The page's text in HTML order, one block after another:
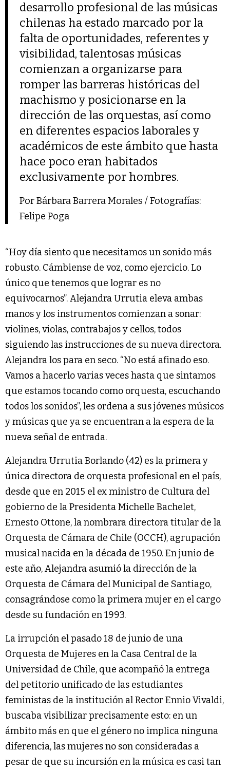
desarrollo profesional de las músicas
chilenas ha estado marcado por la
falta de oportunidades, referentes y
visibilidad, talentosas músicas
comienzan a organizarse para
romper las barreras históricas del
machismo y posicionarse en la
dirección de las orquestas, así como
en diferentes espacios laborales y
académicos de este ámbito que hasta
hace poco eran habitados
exclusivamente por hombres.
Por Bárbara Barrera Morales / Fotografías:
Felipe Poga
“Hoy día siento que necesitamos un sonido más
robusto. Cámbiense de voz, como ejercicio. Lo
único que tenemos que lograr es no
equivocarnos”. Alejandra Urrutia eleva ambas
manos y los instrumentos comienzan a sonar:
violines, violas, contrabajos y cellos, todos
siguiendo las instrucciones de su nueva directora.
Alejandra los para en seco. “No está afinado eso.
Vamos a hacerlo varias veces hasta que sintamos
que estamos tocando como orquesta, escuchando
todos los sonidos”, les ordena a sus jóvenes músicos
y músicas que ya se encuentran a la espera de la
nueva señal de entrada.
Alejandra Urrutia Borlando (42) es la primera y
única directora de orquesta profesional en el país,
desde que en 2015 el ex ministro de Cultura del
gobierno de la Presidenta Michelle Bachelet,
Ernesto Ottone, la nombrara directora titular de la
Orquesta de Cámara de Chile (OCCH), agrupación
musical nacida en la década de 1950. En junio de
este año, Alejandra asumió la dirección de la
Orquesta de Cámara del Municipal de Santiago,
consagrándose como la primera mujer en el cargo
desde su fundación en 1993.
La irrupción el pasado 18 de junio de una
Orquesta de Mujeres en la Casa Central de la
Universidad de Chile, que acompañó la entrega
del petitorio unificado de las estudiantes
feministas de la institución al Rector Ennio Vivaldi,
buscaba visibilizar precisamente esto: en un
ámbito más en que el género no implica ninguna
diferencia, las mujeres no son consideradas a
pesar de que su incursión en la música es casi tan